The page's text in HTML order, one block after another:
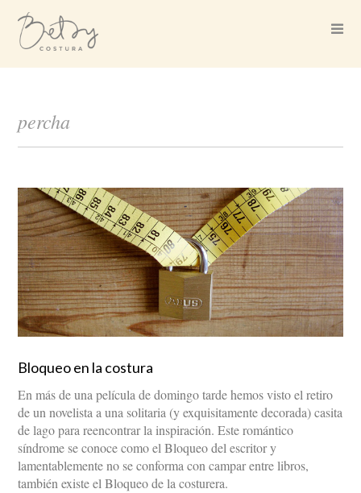
percha
Bloqueo en la costura
En más de una película de domingo tarde hemos visto el retiro
de un novelista a una solitaria (y exquisitamente decorada) casita
de lago para reencontrar la inspiración. Este romántico
síndrome se conoce como el Bloqueo del escritor y
lamentablemente no se conforma con campar entre libros,
también existe el Bloqueo de la costurera.